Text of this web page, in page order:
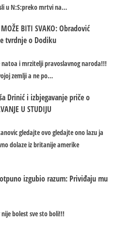
u N:S:preko mrtvi na…
BITI SVAKO: Obradović
tvrdnje o Dodiku
natoa i mrzitelji pravoslavnog naroda!!!
zemlji a ne po…
Drinić i izbjegavanje priče o
U STUDIJU
gledajte ovo gledajte ono lazu ja
dolaze iz britanije amerike
izgubio razum: Priviđaju mu
bolest sve sto boli!!!